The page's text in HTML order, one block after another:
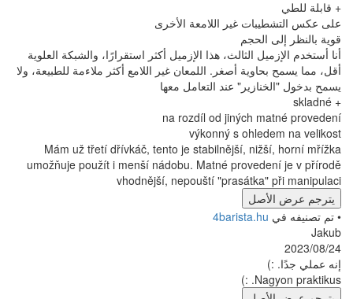
غير اللامعة الأخرى
هذا الإزميل أكثر استقرارًا، والشبكة العلوية
أصغر. اللمعان غير اللامع أكثر ملاءمة للطبيعة، ولا
عند التعامل معها
na rozdíl od
výkonný s
Mám už třetí dřívkáč, tento je stabilnější,
umožňuje použít i menší nádobu. Matné
vhodnější, nepouští